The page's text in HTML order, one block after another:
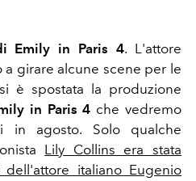
Emily in Paris 4. L'attore
a girare alcune scene per le
è spostata la produzione
in Paris 4 che vedremo
in agosto. Solo qualche
Lily Collins era stata
dell'attore italiano Eugenio